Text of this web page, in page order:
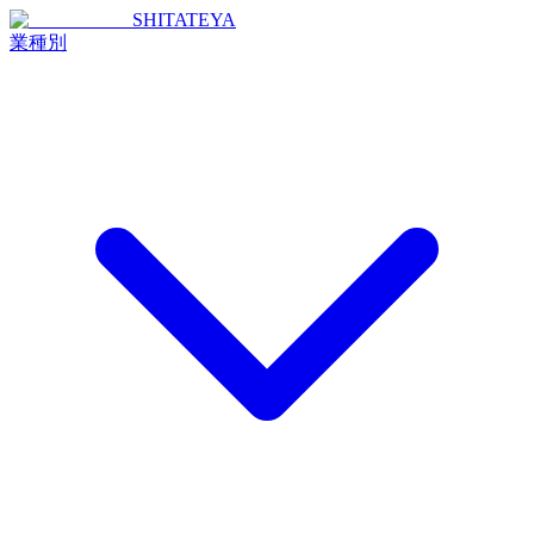
SHITATEYA
業種別